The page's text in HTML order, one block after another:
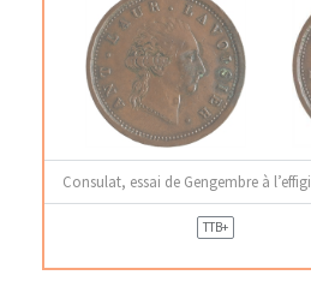
Consulat, essai de Gengembre à
TTB+